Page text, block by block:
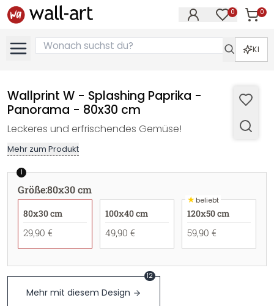
0 0
KI
Wallprint W - Splashing Paprika -
Panorama - 80x30 cm
Leckeres und erfrischendes Gemüse!
Mehr zum Produkt
1
Größe:80x30 cm
80x30 cm
29,90 €
100x40 cm
49,90 €
★beliebt
120x50 cm
59,90 €
Mehr mit diesem Design
12